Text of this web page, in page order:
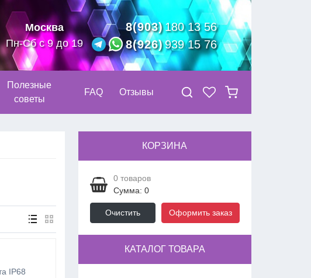
Москва
Пн-Сб с 9 до 19
8(903)180 13 56
8(926)939 15 76
Полезные
советы
FAQ Отзывы
IP68
КОРЗИНА
0товаров
Сумма: 0
Очистить Оформить заказ
КАТАЛОГ ТОВАРА